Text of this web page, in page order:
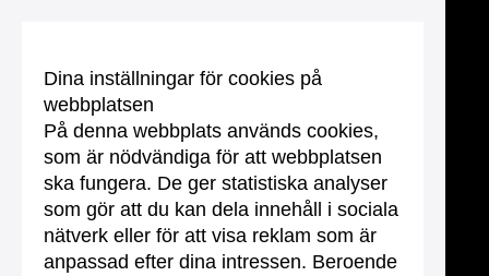
Dina inställningar för cookies på
webbplatsen
På denna webbplats används cookies,
som är nödvändiga för att webbplatsen
ska fungera. De ger statistiska analyser
som gör att du kan dela innehåll i sociala
nätverk eller för att visa reklam som är
anpassad efter dina intressen. Beroende